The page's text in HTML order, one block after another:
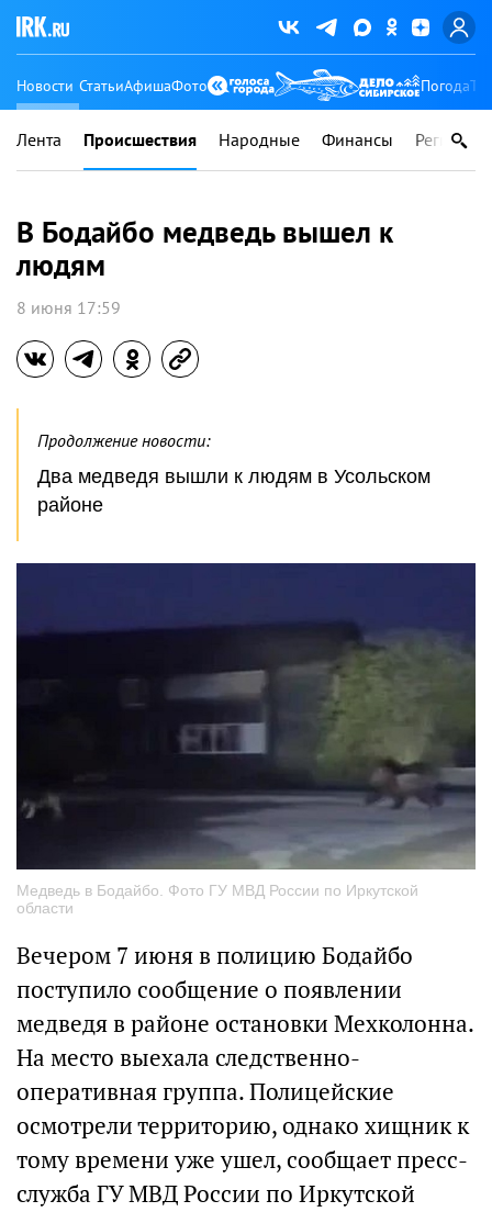
Новости СтатьиАфишаФото Погода
Лента Происшествия Народные Финансы Регионы
В Бодайбо медведь вышел к
людям
8 июня 17:59
Продолжение новости:
Два медведя вышли к людям в Усольском
районе
Медведь в Бодайбо. Фото ГУ МВД России по Иркутской
области
Вечером 7 июня в полицию Бодайбо
поступило сообщение о появлении
медведя в районе остановки Мехколонна.
На место выехала следственно-
оперативная группа. Полицейские
осмотрели территорию, однако хищник к
тому времени уже ушел, сообщает пресс-
служба ГУ МВД России по Иркутской